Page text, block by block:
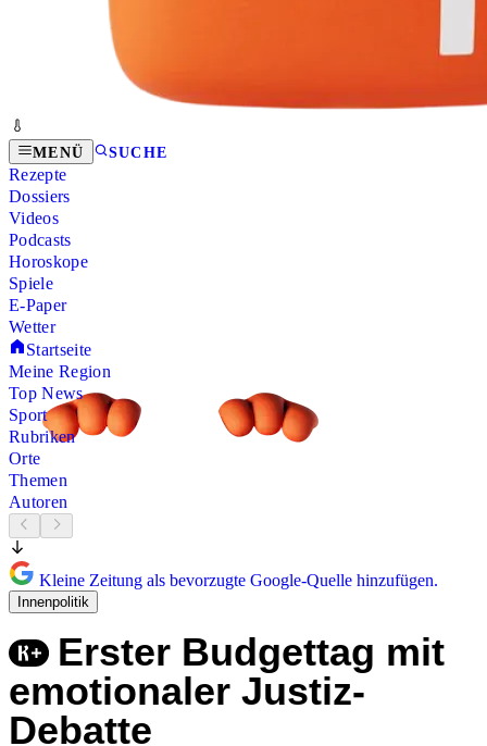
MENÜ SUCHE
Rezepte
Dossiers
Videos
Podcasts
Horoskope
Spiele
E-Paper
Wetter
Startseite
Meine Region
Top News
Sport
Rubriken
Orte
Themen
Autoren
Kleine Zeitung als bevorzugte Google-Quelle hinzufügen.
Innenpolitik
Erster Budgettag mit
emotionaler Justiz-
Debatte